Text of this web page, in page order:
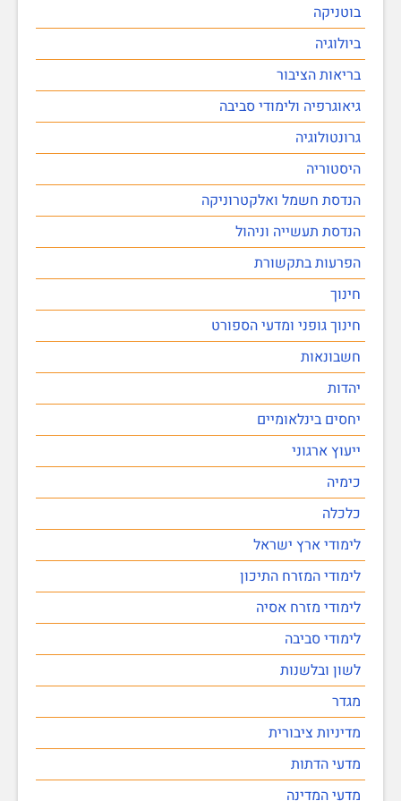
בוטניקה
ביולוגיה
בריאות הציבור
גיאוגרפיה ולימודי סביבה
גרונטולוגיה
היסטוריה
הנדסת חשמל ואלקטרוניקה
הנדסת תעשייה וניהול
הפרעות בתקשורת
חינוך
חינוך גופני ומדעי הספורט
חשבונאות
יהדות
יחסים בינלאומיים
ייעוץ ארגוני
כימיה
כלכלה
לימודי ארץ ישראל
לימודי המזרח התיכון
לימודי מזרח אסיה
לימודי סביבה
לשון ובלשנות
מגדר
מדיניות ציבורית
מדעי הדתות
מדעי המדינה